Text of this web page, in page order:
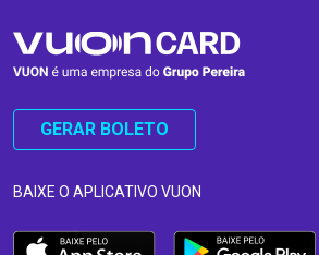
GERAR BOLETO
BAIXE O APLICATIVO VUON